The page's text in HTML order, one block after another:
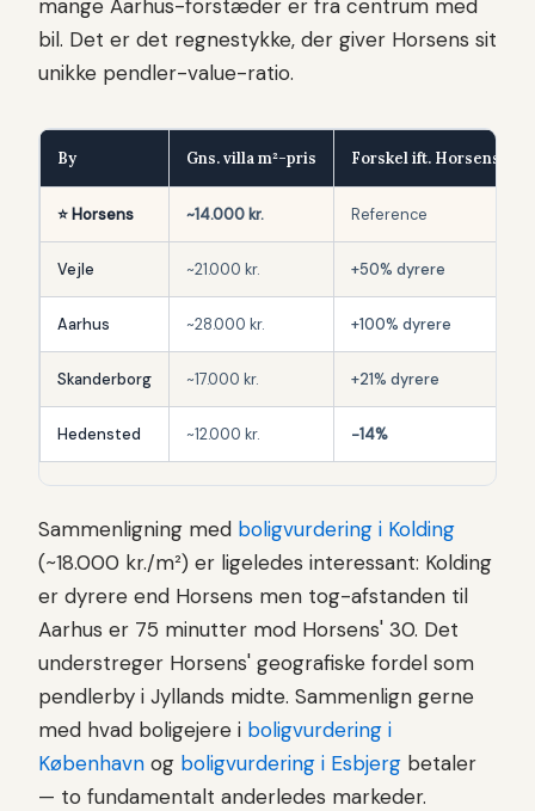
mange Aarhus-forstæder er fra centrum med
bil. Det er det regnestykke, der giver Horsens sit
unikke pendler-value-ratio.
By Gns. villa m²-pris Forskel ift. Horsens
⭐ Horsens ~14.000 kr. Reference
Vejle ~21.000 kr. +50% dyrere
Aarhus ~28.000 kr. +100% dyrere
Skanderborg ~17.000 kr. +21% dyrere
Hedensted ~12.000 kr. −14%
Sammenligning med boligvurdering i Kolding
(~18.000 kr./m²) er ligeledes interessant: Kolding
er dyrere end Horsens men tog-afstanden til
Aarhus er 75 minutter mod Horsens' 30. Det
understreger Horsens' geografiske fordel som
pendlerby i Jyllands midte. Sammenlign gerne
med hvad boligejere i boligvurdering i
København og boligvurdering i Esbjerg betaler
— to fundamentalt anderledes markeder.